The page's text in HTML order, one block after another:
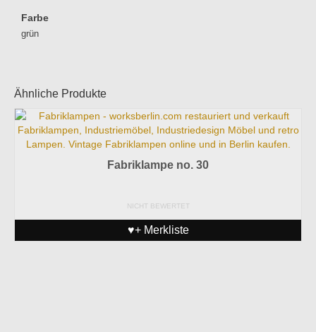
Farbe
grün
Ähnliche Produkte
Fabriklampe no. 30
NICHT BEWERTET
♥+ Merkliste